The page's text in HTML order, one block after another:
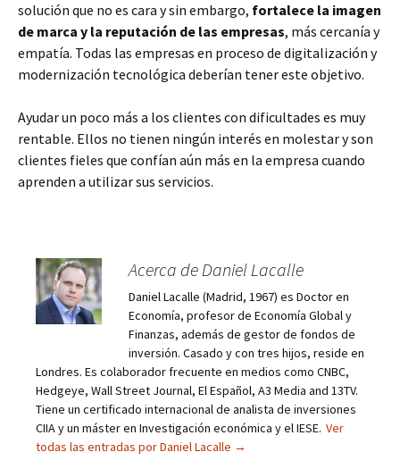
solución que no es cara y sin embargo, fortalece la imagen
de marca y la reputación de las empresas, más cercanía y
empatía. Todas las empresas en proceso de digitalización y
modernización tecnológica deberían tener este objetivo.
Ayudar un poco más a los clientes con dificultades es muy
rentable. Ellos no tienen ningún interés en molestar y son
clientes fieles que confían aún más en la empresa cuando
aprenden a utilizar sus servicios.
Acerca de Daniel Lacalle
Daniel Lacalle (Madrid, 1967) es Doctor en
Economía, profesor de Economía Global y
Finanzas, además de gestor de fondos de
inversión. Casado y con tres hijos, reside en
Londres. Es colaborador frecuente en medios como CNBC,
Hedgeye, Wall Street Journal, El Español, A3 Media and 13TV.
Tiene un certificado internacional de analista de inversiones
CIIA y un máster en Investigación económica y el IESE. Ver
todas las entradas por Daniel Lacalle →